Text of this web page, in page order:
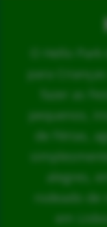
O Hello
para
fazer as
pequenos,
de Férias,
alegres,
rodeado
em